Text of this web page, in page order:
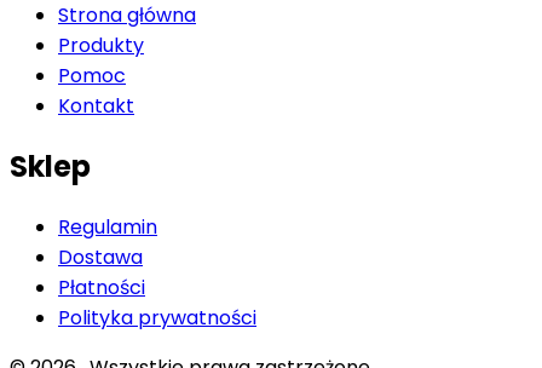
Strona główna
Produkty
Pomoc
Kontakt
Sklep
Regulamin
Dostawa
Płatności
Polityka prywatności